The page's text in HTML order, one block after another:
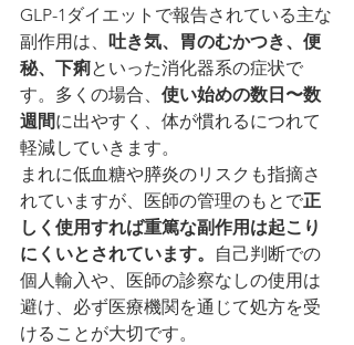
GLP-1ダイエットで報告されている主な
副作用は、 吐き気、胃のむかつき、便
秘、下痢といった消化器系の症状で
す。多くの場合、 使い始めの数日〜数
週間に出やすく、体が慣れるにつれて
軽減していきます。
まれに低血糖や膵炎のリスクも指摘さ
れていますが、医師の管理のもとで正
しく使用すれば重篤な副作用は起こり
にくいとされています。
自己判断での
個人輸入や、医師の診察なしの使用は
避け、必ず医療機関を通じて処方を受
けることが大切です。